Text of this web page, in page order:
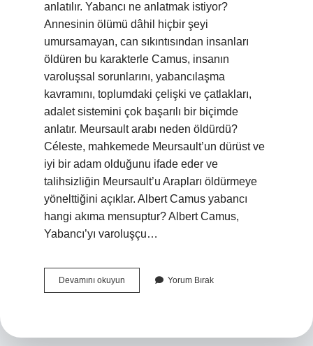
anlatılır. Yabancı ne anlatmak istiyor?
Annesinin ölümü dâhil hiçbir şeyi
umursamayan, can sıkıntısından insanları
öldüren bu karakterle Camus, insanın
varoluşsal sorunlarını, yabancılaşma
kavramını, toplumdaki çelişki ve çatlakları,
adalet sistemini çok başarılı bir biçimde
anlatır. Meursault arabı neden öldürdü?
Céleste, mahkemede Meursault’un dürüst ve
iyi bir adam olduğunu ifade eder ve
talihsizliğin Meursault’u Arapları öldürmeye
yönelttiğini açıklar. Albert Camus yabancı
hangi akıma mensuptur? Albert Camus,
Yabancı’yı varoluşçu…
Devamını okuyun
Kitabı
Yorum Bırak